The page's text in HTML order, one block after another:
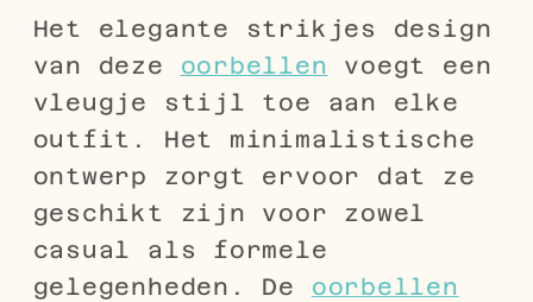
Het elegante strikjes design
van deze oorbellen voegt een
vleugje stijl toe aan elke
outfit. Het minimalistische
ontwerp zorgt ervoor dat ze
geschikt zijn voor zowel
casual als formele
gelegenheden. De oorbellen